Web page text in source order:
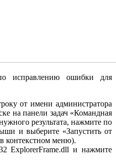
исправлению ошибки для
от имени администратора
на панели задач «Командная
результата, нажмите по
и выберите «Запустить от
контекстном меню).
ExplorerFrame.dll и нажмите